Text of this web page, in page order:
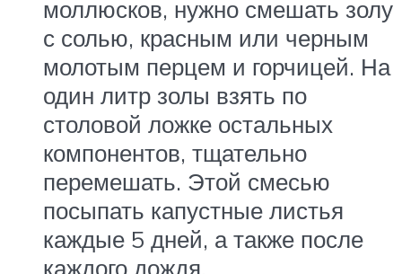
моллюсков, нужно смешать золу
с солью, красным или черным
молотым перцем и горчицей. На
один литр золы взять по
столовой ложке остальных
компонентов, тщательно
перемешать. Этой смесью
посыпать капустные листья
каждые 5 дней, а также после
каждого дождя.